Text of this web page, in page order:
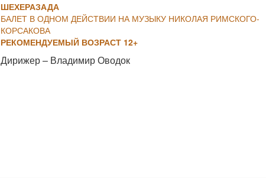
ШЕХЕРАЗАДА
БАЛЕТ В ОДНОМ ДЕЙСТВИИ НА МУЗЫКУ НИКОЛАЯ РИМСКОГО-
КОРСАКОВА
РЕКОМЕНДУЕМЫЙ ВОЗРАСТ 12+
Дирижер – Владимир Оводок